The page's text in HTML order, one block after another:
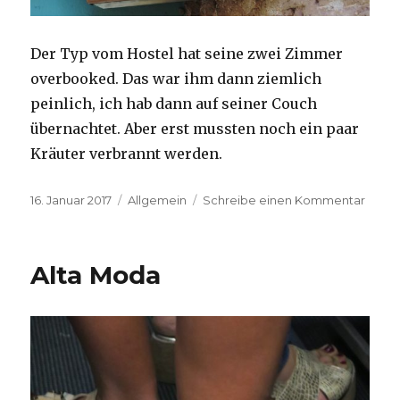
Der Typ vom Hostel hat seine zwei Zimmer
overbooked. Das war ihm dann ziemlich
peinlich, ich hab dann auf seiner Couch
übernachtet. Aber erst mussten noch ein paar
Kräuter verbrannt werden.
Veröffentlicht
16. Januar 2017 Kategorien
Allgemein Schreibe einen Kommentarzu
Alta Moda